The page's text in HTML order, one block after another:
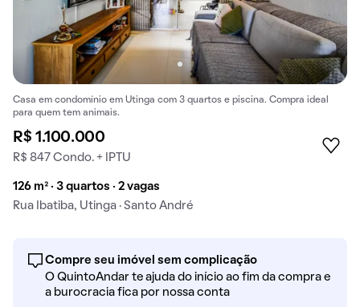
Casa em condomínio em Utinga com 3 quartos e piscina. Compra ideal
para quem tem animais.
R$ 1.100.000
R$ 847 Condo. + IPTU
126 m² · 3 quartos · 2 vagas
Rua Ibatiba, Utinga · Santo André
Compre seu imóvel sem complicação
O QuintoAndar te ajuda do início ao fim da compra e
a burocracia fica por nossa conta